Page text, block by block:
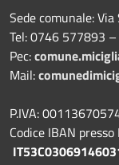
Sede comunale:
Tel: 0746 577893
Pec:
Mail:
P.IVA:
Codice IBAN